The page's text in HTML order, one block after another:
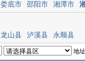
娄底市 邵阳市 湘潭市
龙山县 泸溪县 永顺县
地